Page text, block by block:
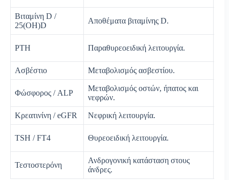
Βιταμίνη D /
25(OH)D
Αποθέματα βιταμίνης D.
PTH Παραθυρεοειδική λειτουργία.
Ασβέστιο Μεταβολισμός ασβεστίου.
Φώσφορος / ALP
Μεταβολισμός οστών, ήπατος και
νεφρών.
Κρεατινίνη / eGFR Νεφρική λειτουργία.
TSH / FT4 Θυρεοειδική λειτουργία.
Τεστοστερόνη
Ανδρογονική κατάσταση στους
άνδρες.